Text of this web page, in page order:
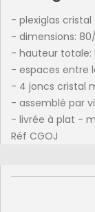
- plexiglas cristal
- dimensions:
- hauteur totale:
- espaces entre
- 4 joncs cristal
- assemblé par
- livrée à plat -
Réf CGOJ